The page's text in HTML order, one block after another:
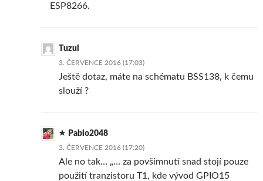
ESP8266.
Tuzul
3. ČERVENCE 2016 (17:03)
Ještě dotaz, máte na schématu BSS138, k čemu
slouží ?
Pablo2048
3. ČERVENCE 2016 (17:20)
Ale no tak… „… za povšimnutí snad stojí pouze
použití tranzistoru T1, kde vývod GPIO15